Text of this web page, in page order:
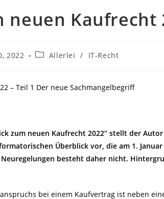
neuen Kaufrecht
2022
Beitrags-
Allerlei / IT-Recht
– Teil 1 Der neue Sachmangelbegriff
zum neuen Kaufrecht 2022“ stellt der
Überblick vor, die am 1.
besteht daher nicht.
bei einem Kaufvertrag ist neben